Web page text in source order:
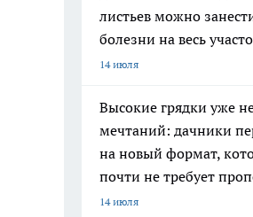
листьев можно
болезни на весь
14 июля
Высокие грядки уже
мечтаний: дачники
на новый формат,
почти не требует
14 июля